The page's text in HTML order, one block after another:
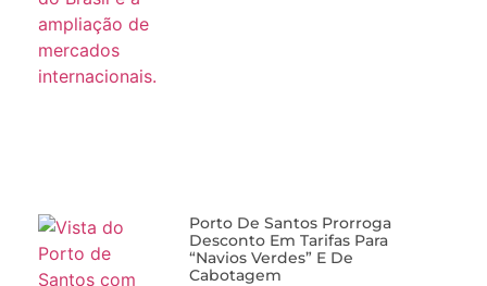
Porto De Santos Prorroga
Desconto Em Tarifas Para
“navios Verdes” E De
Cabotagem